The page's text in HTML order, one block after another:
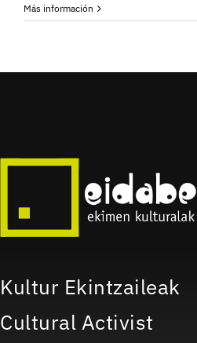
Más información
Kultur Ekintzaileak
Cultural Activist